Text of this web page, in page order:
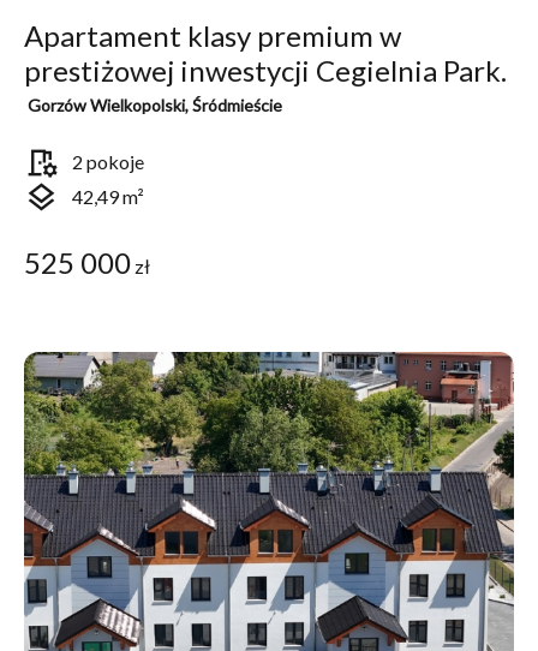
Apartament klasy premium w
prestiżowej inwestycji Cegielnia Park.
Gorzów Wielkopolski, Śródmieście
room_preferences 2 pokoje
layers 42,49 m²
525 000 zł